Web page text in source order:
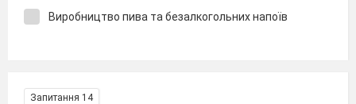
Виробництво пива та безалкогольних напоїв
Запитання 14